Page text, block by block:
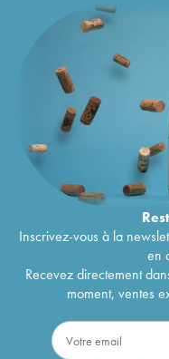
Inscrivez-vous à la
en
Recevez directement
moment, ventes